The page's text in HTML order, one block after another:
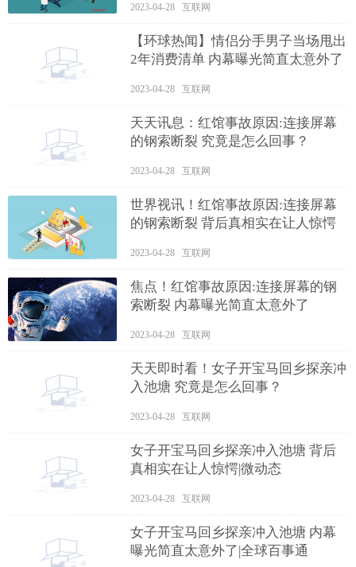
2023-04-28 互联网
【环球热闻】情侣分手男子当场甩出
2年消费清单 内幕曝光简直太意外了
2023-04-28 互联网
天天讯息：红馆事故原因:连接屏幕
的钢索断裂 究竟是怎么回事？
2023-04-28 互联网
世界视讯！红馆事故原因:连接屏幕
的钢索断裂 背后真相实在让人惊愕
2023-04-28 互联网
焦点！红馆事故原因:连接屏幕的钢
索断裂 内幕曝光简直太意外了
2023-04-28 互联网
天天即时看！女子开宝马回乡探亲冲
入池塘 究竟是怎么回事？
2023-04-28 互联网
女子开宝马回乡探亲冲入池塘 背后
真相实在让人惊愕|微动态
2023-04-28 互联网
女子开宝马回乡探亲冲入池塘 内幕
曝光简直太意外了|全球百事通